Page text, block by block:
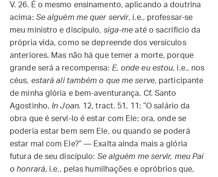
V. 26. É o mesmo ensinamento, aplicando a doutrina
acima: Se alguém me quer servir, i.e., professar-se
meu ministro e discípulo, siga-me até o sacrifício da
própria vida, como se depreende dos versículos
anteriores. Mas não há que temer a morte, porque
grande será a recompensa: E, onde eu estou, i.e., nos
céus, estará ali também o que me serve, participante
de minha glória e bem-aventurança. Cf. Santo
Agostinho, In Joan. 12, tract. 51, 11: “O salário da
obra que é servi-lo é estar com Ele; ora, onde se
poderia estar bem sem Ele, ou quando se poderá
estar mal com Ele?” — Exalta ainda mais a glória
futura de seu discípulo: Se alguém me servir, meu Pai
o honrará, i.e., pelas humilhações e opróbrios que,